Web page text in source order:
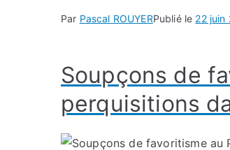
Par Pascal ROUYERPublié le 22 juin
Soupçons de
perquisitions